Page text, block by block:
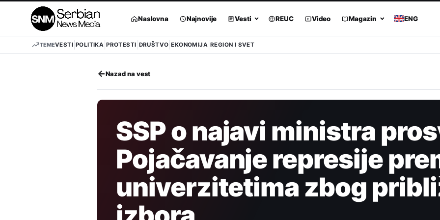
Naslovna Najnovije Vesti REUC Video Magazin ENG
TEMEVESTI POLITIKA PROTESTI DRUŠTVO EKONOMIJA REGION I SVET
←Nazad na vest
SSP o najavi ministra
Pojačavanje represije
univerzitetima zbog